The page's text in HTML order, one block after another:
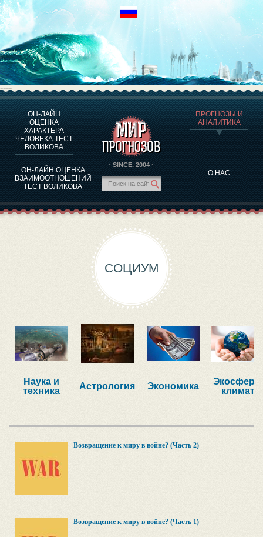
----
ОН-ЛАЙН
ОЦЕНКА
ХАРАКТЕРА
ЧЕЛОВЕКА ТЕСТ
ВОЛИКОВА
ОН-ЛАЙН ОЦЕНКА
ВЗАИМООТНОШЕНИЙ
ТЕСТ ВОЛИКОВА
· SINCE. 2004 ·
ПРОГНОЗЫ И
АНАЛИТИКА
О НАС
О ПРОГРАММЕ
ОЦЕНКА ХАРАКТЕРA ЧЕЛОВЕКА
ОЦЕНКА ХАРАКТЕРА ВЫДАЮЩИХСЯ ЛИЧНОСТЕЙ
О ПРОГРАММЕ
ТЕСТ НА СОВМЕСТИМОСТЬ ВОЛИКОВА
ПРОГНОЗЫ И АНАЛИТИКА
СОЦИУМ
Наука и
техника
Астрология Экономика
Экосфера,
климат
Возвращение к миру в войне? (Часть 2)
Возвращение к миру в войне? (Часть 1)